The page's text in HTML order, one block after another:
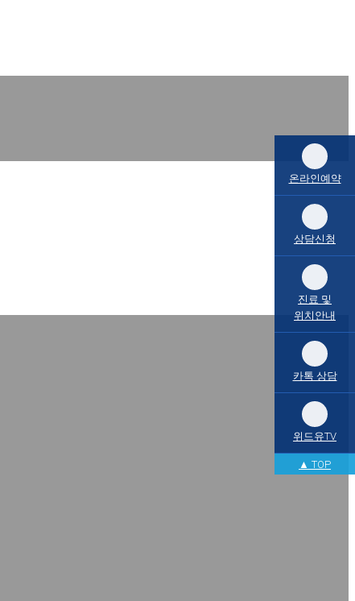
온라인예약
상담신청
진료 및
위치안내
카톡 상담
위드유TV
▲ TOP